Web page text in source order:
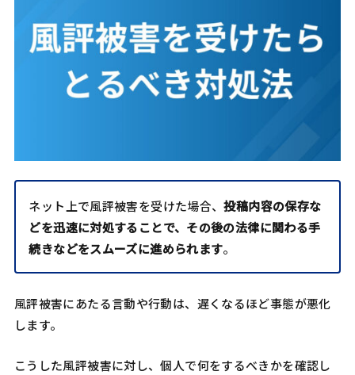
ネット上で風評被害を受けた場合、投稿内容の保存な
どを迅速に対処することで、その後の法律に関わる手
続きなどをスムーズに進められます。
風評被害にあたる言動や行動は、遅くなるほど事態が悪化
します。
こうした風評被害に対し、個人で何をするべきかを確認し